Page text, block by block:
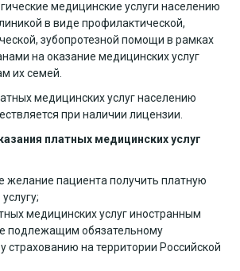
медицинские услуги населению
в виде профилактической,
зубопротезной помощи в рамках
на оказание медицинских услуг
их семей.
медицинских услуг населению
при наличии лицензии.
платных медицинских услуг
желание пациента получить платную
медицинских услуг иностранным
подлежащим обязательному
страхованию на территории Российской